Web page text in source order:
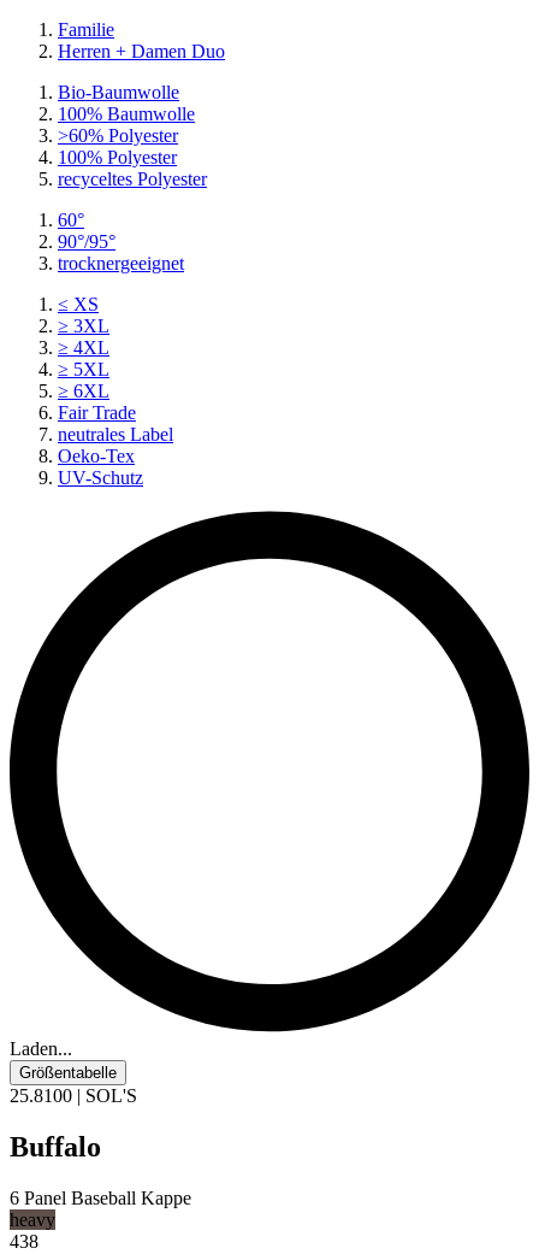
Familie
Herren + Damen Duo
Bio-Baumwolle
100% Baumwolle
>60% Polyester
100% Polyester
recyceltes Polyester
60°
90°/95°
trocknergeeignet
≤ XS
≥ 3XL
≥ 4XL
≥ 5XL
≥ 6XL
Fair Trade
neutrales Label
Oeko-Tex
UV-Schutz
Laden...
Größentabelle
25.8100 | SOL'S
Buffalo
6 Panel Baseball Kappe
heavy
438